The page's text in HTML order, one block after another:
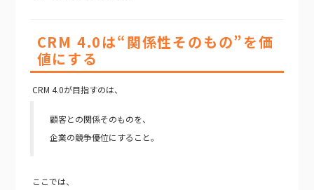
CRM 4.0は“関係性そのもの”を価
値にする
CRM 4.0が目指すのは、
顧客との関係そのものを、
企業の競争優位にすること。
ここでは、